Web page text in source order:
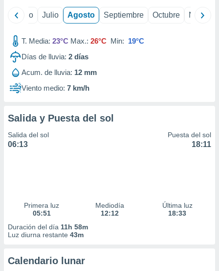
e
mediante
publicidad
de
Junio Julio Agosto Septiembre Octubre
T. Media: 23°C Max.: 26°C Min: 19°C
Días de lluvia: 2 días
Acum. de lluvia: 12 mm
Viento medio: 7 km/h
Salida y Puesta del sol
Salida del sol
06:13
Puesta del sol
18:11
Primera luz
05:51
Mediodía
12:12
Última luz
18:33
Duración del día 11h 58m
Luz diurna restante 43m
Calendario lunar